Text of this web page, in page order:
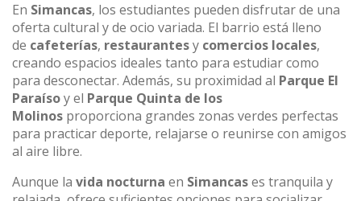
En Simancas, los estudiantes pueden disfrutar de una
oferta cultural y de ocio variada. El barrio está lleno
de cafeterías, restaurantesy comercios locales,
creando espacios ideales tanto para estudiar como
para desconectar. Además, su proximidad al Parque El
Paraísoy el Parque Quinta de los
Molinos proporciona grandes zonas verdes perfectas
para practicar deporte, relajarse o reunirse con amigos
al aire libre.
Aunque la vida nocturna en Simancases tranquila y